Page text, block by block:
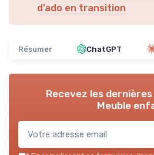
d’ado en transition
Résumer ChatGPT
Recevez les
Meuble